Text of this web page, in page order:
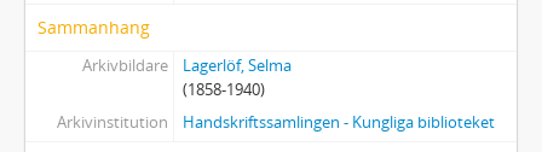
341 - SOPHIE ELKANS ANTECKNINGAR
Sammanhang
Arkivbildare
Lagerlöf, Selma
(1858-1940)
Arkivinstitution
Handskriftssamlingen - Kungliga biblioteket